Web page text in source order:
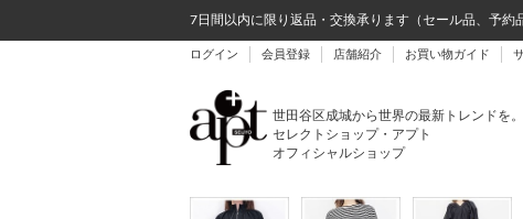
7日間以内に限り返品・交換承ります（セール品、予約
ログイン 会員登録 店舗紹介 お買い物ガイド
世田谷区成城から世界の最新トレンドを。
セレクトショップ・アプト
オフィシャルショップ